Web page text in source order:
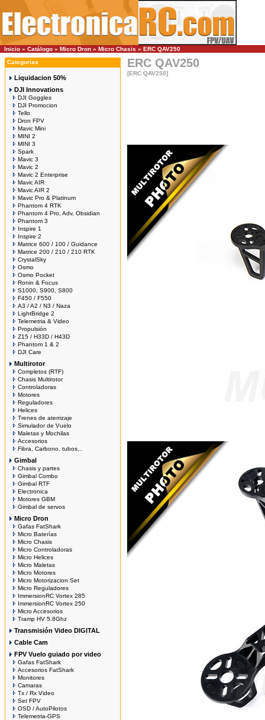
Inicio » Catálogo » Micro Dron » Micro Chasis » ERC QAV250
Categorías
Liquidacion 50%
DJI Innovations
DJI Goggles
DJI Promocion
Tello
Dron FPV
Mavic Mini
MINI 2
MINI 3
Spark
Mavic 3
Mavic 2
Mavic 2 Enterprise
Mavic AIR
Mavic AIR 2
Mavic Pro & Platinum
Phantom 4 RTK
Phantom 4 Pro, Adv, Obsidian
Phantom 3
Inspire 1
Inspire 2
Matrice 600 / 100 / Guidance
Matrice 200 / 210 / 210 RTK
CrystalSky
Osmo
Osmo Pocket
Ronin & Focus
S1000, S900, S800
F450 / F550
A3 / A2 / N3 / Naza
LightBridge 2
Telemetria & Video
Propulsión
Z15 / H33D / H43D
Phantom 1 & 2
DJI Care
Multirotor
Completos (RTF)
Chasis Multirotor
Controladoras
Motores
Reguladores
Helices
Trenes de aterrizaje
Simulador de Vuelo
Maletas y Mochilas
Accesorios
Fibra, Carbono, tubos,..
Gimbal
Chasis y partes
Gimbal Combo
Gimbal RTF
Electronica
Motores GBM
Gimbal de servos
Micro Dron
Gafas FatShark
Micro Baterías
Micro Chasis
Micro Controladoras
Micro Helices
Micro Maletas
Micro Motores
Micro Motorizacion Set
Micro Reguladores
ImmersionRC Vortex 285
ImmersionRC Vortex 250
Micro Accesorios
Tramp HV 5.8Ghz
Transmisión Video DIGITAL
Cable Cam
FPV Vuelo guiado por video
Gafas FatShark
Accesorios FatShark
Monitores
Camaras
Tx / Rx Video
Set FPV
OSD / AutoPilotos
Telemetria-GPS
ERC QAV250
[ERC QAV250]